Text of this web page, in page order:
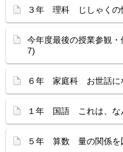
３年 理科 じしゃくの
今年度最後の授業参観
7)
６年 家庭科 お世話に
１年 国語 これは、な
５年 算数 量の関係を